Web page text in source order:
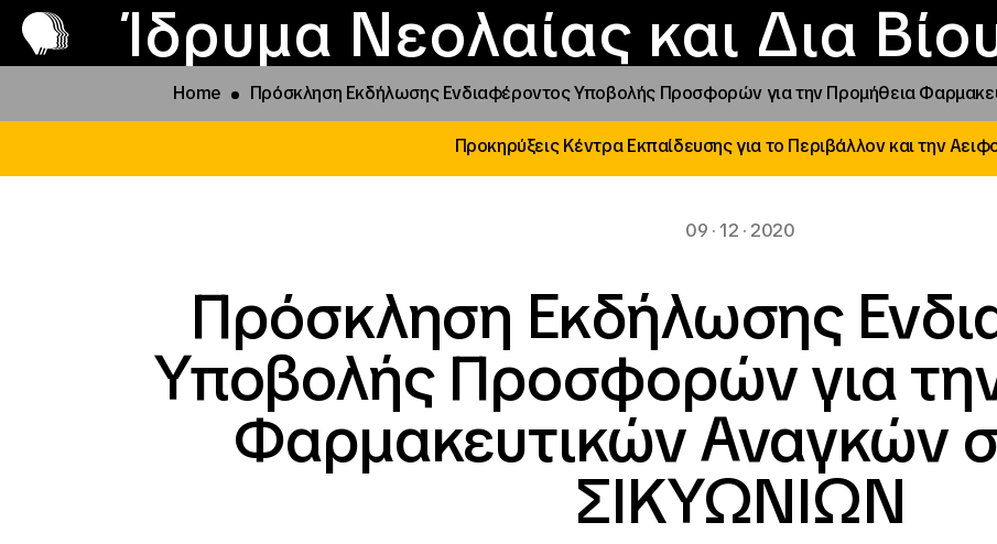
Ίδρυμα Νεολαίας και Δια
Το ΙΝΕΔΙΒΙΜ
Προγράμματα και
Φοιτητικές Εστίες
Παραχώρηση
Νέα
Επικοινωνία
Home Πρόσκληση Εκδήλωσης Ενδιαφέροντος Υποβολής Προσφορών για την Προμήθεια
Προκηρύξεις Κέντρα Εκπαίδευσης για το Περιβάλλον και την
09 · 12 · 2020
Πρόσκληση Εκδήλωσης
Υποβολής Προσφορών για
Φαρμακευτικών Αναγκών
ΣΙΚΥΩΝΙΩΝ